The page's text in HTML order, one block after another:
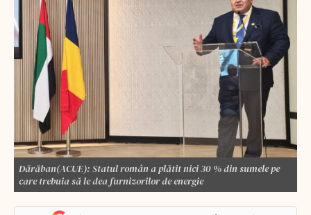
Dărăban(ACUE): Statul român a plătit nici 30 % din sumele pe
care trebuia să le dea furnizorilor de energie